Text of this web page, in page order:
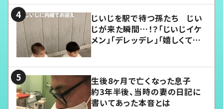
じいじを駅で待つ孫たち じい
じが来た瞬間…！？「じいじイケ
メン」「デレッデレ」「嬉しくて可
生後8ヶ月で亡くなった息子
約3年半後、当時の妻の日記に
書いてあった本音とは